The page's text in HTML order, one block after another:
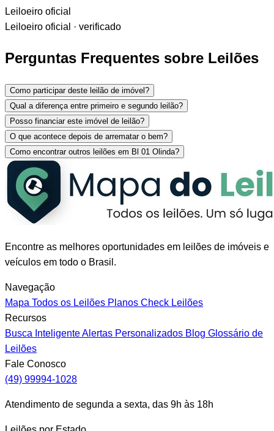
Leiloeiro oficial
Leiloeiro oficial · verificado
Perguntas Frequentes sobre Leilões
Como participar deste leilão de imóvel?
Qual a diferença entre primeiro e segundo leilão?
Posso financiar este imóvel de leilão?
O que acontece depois de arrematar o bem?
Como encontrar outros leilões em Bl 01 Olinda?
Encontre as melhores oportunidades em leilões de imóveis e
veículos em todo o Brasil.
Navegação
Mapa Todos os Leilões Planos Check Leilões
Recursos
Busca InteligenteAlertas Personalizados Blog Glossário de
Leilões
Fale Conosco
(49) 99994-1028
Atendimento de segunda a sexta, das 9h às 18h